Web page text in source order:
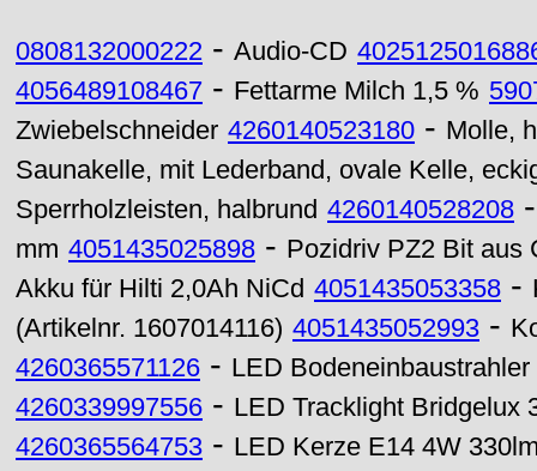
0808132000222 - Audio-CD
4056489108467 - Fettarme Milch 1,5 %
Zwiebelschneider 4260140523180 - Molle,
Saunakelle, mit Lederband, ovale Kelle,
Sperrholzleisten, halbrund 4260140528208
mm 4051435025898 - Pozidriv PZ2 Bit aus
Akku für Hilti 2,0Ah NiCd 4051435053358 -
(Artikelnr. 1607014116) 4051435052993 -
4260365571126 - LED
4260339997556 - LED Tracklight Bridgelux
4260365564753 - LED Kerze E14 4W